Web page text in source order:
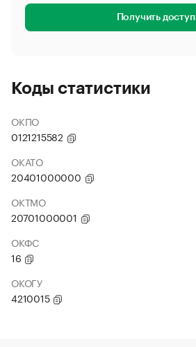
Получить доступ
Коды статистики
ОКПО
0121215582
ОКАТО
20401000000
ОКТМО
20701000001
ОКФС
16
ОКОГУ
4210015